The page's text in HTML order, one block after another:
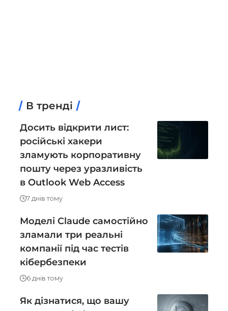
В тренді
Досить відкрити лист:
російські хакери
зламують корпоративну
пошту через уразливість
в Outlook Web Access
7 днів тому
Моделі Claude самостійно
зламали три реальні
компанії під час тестів
кібербезпеки
6 днів тому
Як дізнатися, що вашу